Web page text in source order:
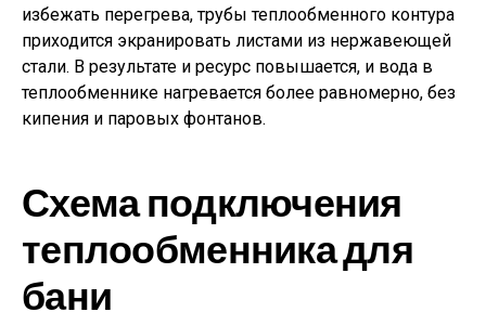
избежать перегрева, трубы теплообменного контура
приходится экранировать листами из нержавеющей
стали. В результате и ресурс повышается, и вода в
теплообменнике нагревается более равномерно, без
кипения и паровых фонтанов.
Схема подключения
теплообменника для
бани